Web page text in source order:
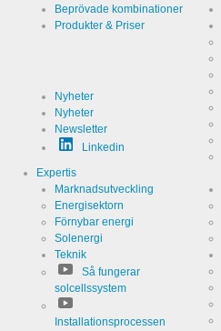
Beprövade kombinationer
Produkter & Priser
Nyheter
Nyheter
Newsletter
Linkedin
Expertis
Marknadsutveckling
Energisektorn
Förnybar energi
Solenergi
Teknik
Så fungerar
solcellssystem
Installationsprocessen